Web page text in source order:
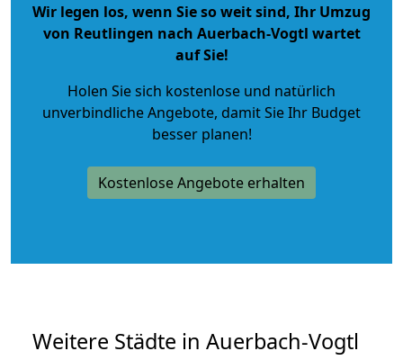
Wir legen los, wenn Sie so weit sind, Ihr Umzug
von Reutlingen nach Auerbach-Vogtl wartet
auf Sie!
Holen Sie sich kostenlose und natürlich
unverbindliche Angebote, damit Sie Ihr Budget
besser planen!
Kostenlose Angebote erhalten
Weitere Städte in Auerbach-Vogtl